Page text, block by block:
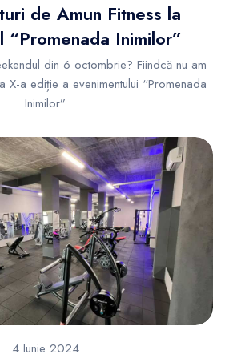
de Amun Fitness la
“Promenada Inimilor”
din 6 octombrie? Fiindcă nu am
a ediție a evenimentului “Promenada
Inimilor”.
4 Iunie 2024